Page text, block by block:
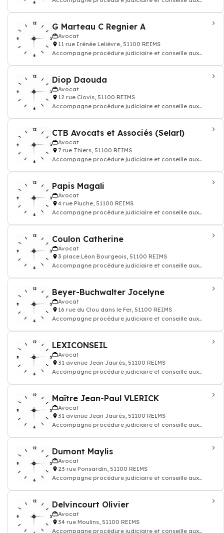
G Marteau C Regnier A
Avocat
11 rue Irénée Lelièvre, 51100 REIMS
Accompagne procédure judiciaire et conseille aux
Diop Daouda
Avocat
12 rue Clovis, 51100 REIMS
Accompagne procédure judiciaire et conseille aux
CTB Avocats et Associés (Selarl)
Avocat
7 rue Thiers, 51100 REIMS
Accompagne procédure judiciaire et conseille aux
Papis Magali
Avocat
4 rue Pluche, 51100 REIMS
Accompagne procédure judiciaire et conseille aux
Coulon Catherine
Avocat
3 place Léon Bourgeois, 51100 REIMS
Accompagne procédure judiciaire et conseille aux
Beyer-Buchwalter Jocelyne
Avocat
16 rue du Clou dans le Fer, 51100 REIMS
Accompagne procédure judiciaire et conseille aux
LEXICONSEIL
Avocat
31 avenue Jean Jaurès, 51100 REIMS
Accompagne procédure judiciaire et conseille aux
Maître Jean-Paul VLERICK
Avocat
31 avenue Jean Jaurès, 51100 REIMS
Accompagne procédure judiciaire et conseille aux
Dumont Maylis
Avocat
23 rue Ponsardin, 51100 REIMS
Accompagne procédure judiciaire et conseille aux
Delvincourt Olivier
Avocat
34 rue Moulins, 51100 REIMS
Accompagne procédure judiciaire et conseille aux